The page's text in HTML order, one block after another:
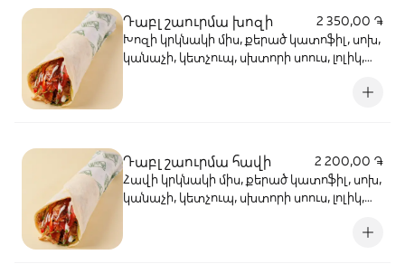
Դաբլ շաուրմա խոզի
2 350,00 ֏
Խոզի կրկնակի միս, քերած կատոֆիլ, սոխ,
կանաչի, կետչուպ, սխտորի սոուս, լոլիկ,
Դաբլ շաուրմա հավի
2 200,00 ֏
Հավի կրկնակի միս, քերած կատոֆիլ, սոխ,
կանաչի, կետչուպ, սխտորի սոուս, լոլիկ,